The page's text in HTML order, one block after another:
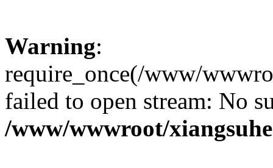
Warning:
require_once(/www/
failed to open stream: No
/www/wwwroot/